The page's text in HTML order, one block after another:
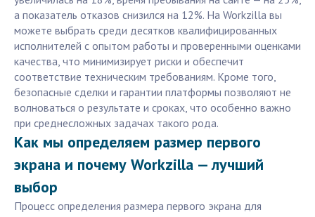
а показатель отказов снизился на 12%. На Workzilla вы
можете выбрать среди десятков квалифицированных
исполнителей с опытом работы и проверенными оценками
качества, что минимизирует риски и обеспечит
соответствие техническим требованиям. Кроме того,
безопасные сделки и гарантии платформы позволяют не
волноваться о результате и сроках, что особенно важно
при среднесложных задачах такого рода.
Как мы определяем размер первого
экрана и почему Workzilla — лучший
выбор
Процесс определения размера первого экрана для